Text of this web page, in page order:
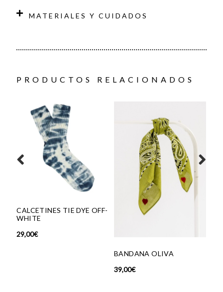
MATERIALES Y CUIDADOS
PRODUCTOS RELACIONADOS
CALCETINES TIE DYE OFF-
WHITE
29,00€
BANDANA OLIVA
39,00€